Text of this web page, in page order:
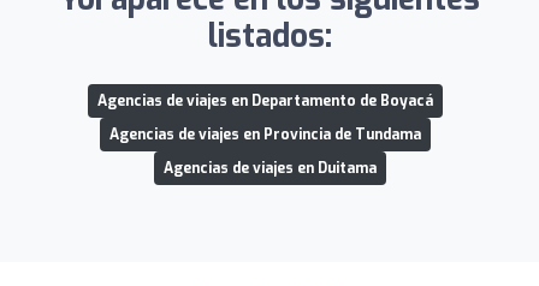
listados:
Agencias de viajes en Departamento de Boyacá
Agencias de viajes en Provincia de Tundama
Agencias de viajes en Duitama